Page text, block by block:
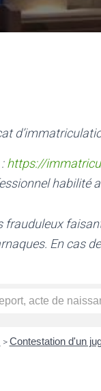
https://
habilité
frauduleux
En cas
> Contestation d'un